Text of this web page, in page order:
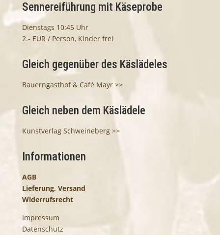
Sennereiführung mit Käseprobe
Dienstags 10:45 Uhr
2.- EUR / Person, Kinder frei
Gleich gegenüber des Käslädeles
Bauerngasthof & Café Mayr >>
Gleich neben dem Käslädele
Kunstverlag Schweineberg >>
Informationen
AGB
Lieferung, Versand
Widerrufsrecht
Impressum
Datenschutz